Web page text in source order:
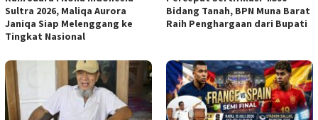
Sultra 2026, Maliqa Aurora
Janiqa Siap Melenggang ke
Tingkat Nasional
Bidang Tanah, BPN Muna Barat
Raih Penghargaan dari Bupati